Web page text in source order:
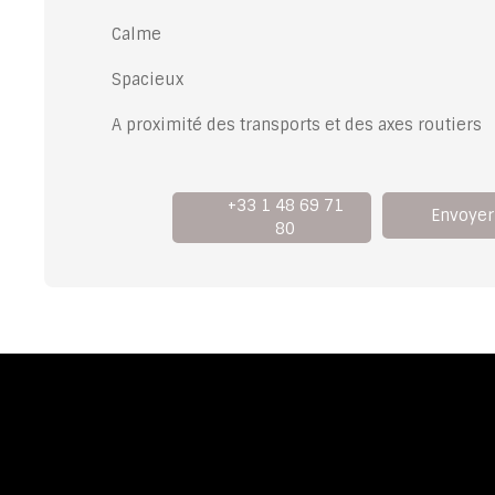
Calme
Spacieux
A proximité des transports et des axes routiers
+33 1 48 69 71
80